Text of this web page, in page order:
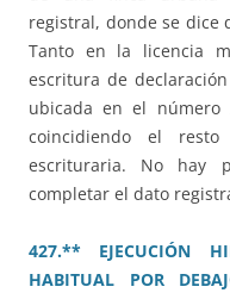
registral, donde se dice
Tanto en la licencia
escritura de
ubicada en el
coincidiendo el
escrituraria. No hay
completar el dato
427.** EJECUCIÓN
HABITUAL POR